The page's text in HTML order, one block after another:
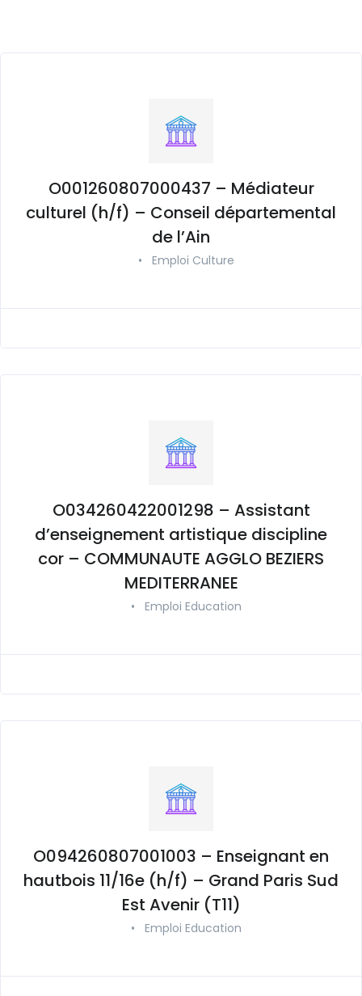
O001260807000437 – Médiateur
culturel (h/f) – Conseil départemental
de l’Ain
• Emploi Culture
O034260422001298 – Assistant
d’enseignement artistique discipline
cor – COMMUNAUTE AGGLO BEZIERS
MEDITERRANEE
• Emploi Education
O094260807001003 – Enseignant en
hautbois 11/16e (h/f) – Grand Paris Sud
Est Avenir (T11)
• Emploi Education